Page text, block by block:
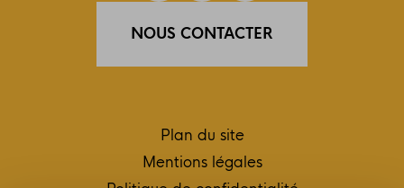
NOUS CONTACTER
Plan du site
Mentions légales